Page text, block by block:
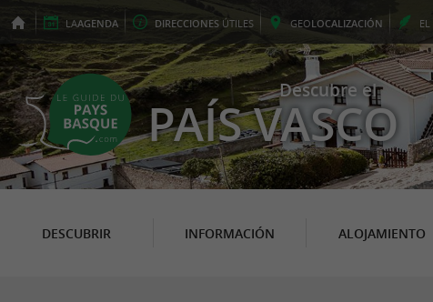
LAAGENDA DIRECCIONES ÚTILES GEOLOCALIZACIÓN EL
Descubre el
PAÍS VASCO
DESCUBRIR INFORMACIÓN ALOJAMIENTO